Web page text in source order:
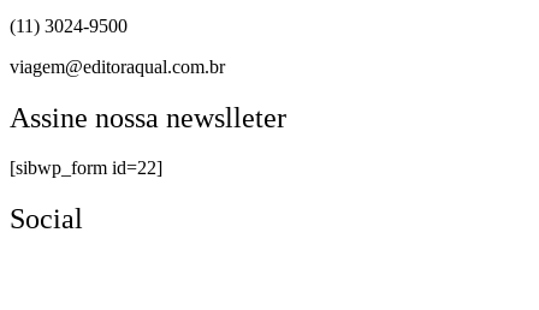
(11) 3024-9500
viagem@editoraqual.com.br
Assine nossa newslleter
[sibwp_form id=22]
Social